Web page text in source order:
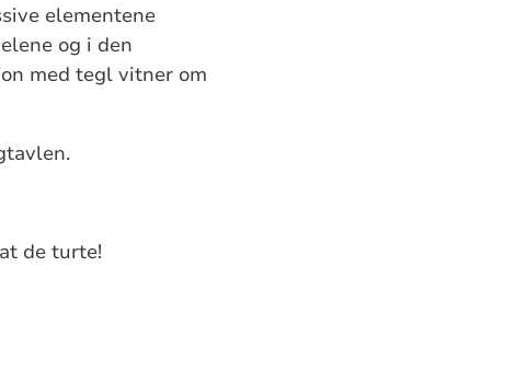
elementene
og i den
med tegl vitner om
de turte!